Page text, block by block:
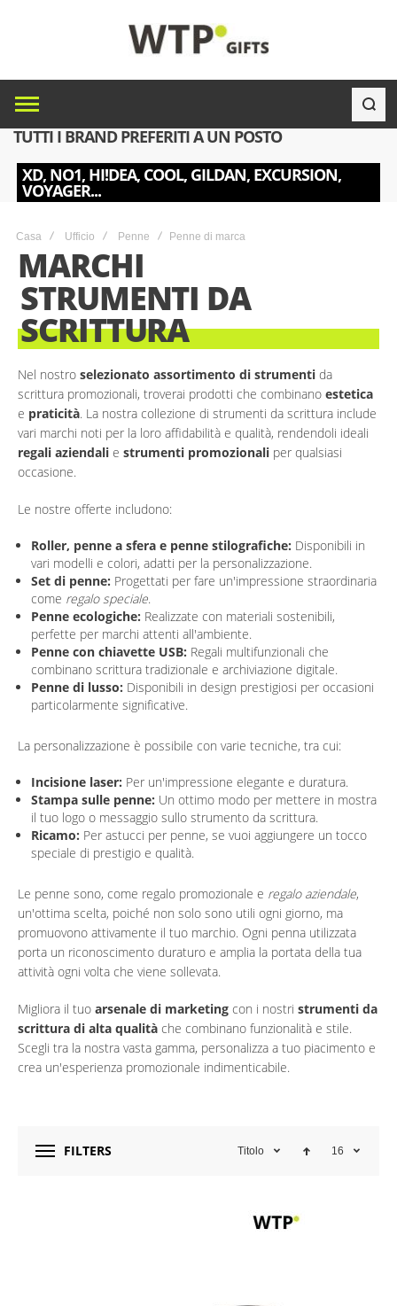
TUTTI I BRAND PREFERITI A UN POSTO
XD, NO1, HI!DEA, COOL, GILDAN, EXCURSION,
VOYAGER...
Casa Ufficio Penne Penne di marca
MARCHI
STRUMENTI DA
SCRITTURA
Nel nostro selezionato assortimento di strumenti da
scrittura promozionali, troverai prodotti che combinano estetica
e praticità. La nostra collezione di strumenti da scrittura include
vari marchi noti per la loro affidabilità e qualità, rendendoli ideali
regali aziendali e strumenti promozionali per qualsiasi
occasione.
Le nostre offerte includono:
Roller, penne a sfera e penne stilografiche: Disponibili in
vari modelli e colori, adatti per la personalizzazione.
Set di penne: Progettati per fare un'impressione straordinaria
come regalo speciale.
Penne ecologiche: Realizzate con materiali sostenibili,
perfette per marchi attenti all'ambiente.
Penne con chiavette USB: Regali multifunzionali che
combinano scrittura tradizionale e archiviazione digitale.
Penne di lusso: Disponibili in design prestigiosi per occasioni
particolarmente significative.
La personalizzazione è possibile con varie tecniche, tra cui:
Incisione laser: Per un'impressione elegante e duratura.
Stampa sulle penne: Un ottimo modo per mettere in mostra
il tuo logo o messaggio sullo strumento da scrittura.
Ricamo: Per astucci per penne, se vuoi aggiungere un tocco
speciale di prestigio e qualità.
Le penne sono, come regalo promozionale e regalo aziendale,
un'ottima scelta, poiché non solo sono utili ogni giorno, ma
promuovono attivamente il tuo marchio. Ogni penna utilizzata
porta un riconoscimento duraturo e amplia la portata della tua
attività ogni volta che viene sollevata.
Migliora il tuo arsenale di marketing con i nostri strumenti da
scrittura di alta qualità che combinano funzionalità e stile.
Scegli tra la nostra vasta gamma, personalizza a tuo piacimento e
crea un'esperienza promozionale indimenticabile.
FILTERS Titolo 16